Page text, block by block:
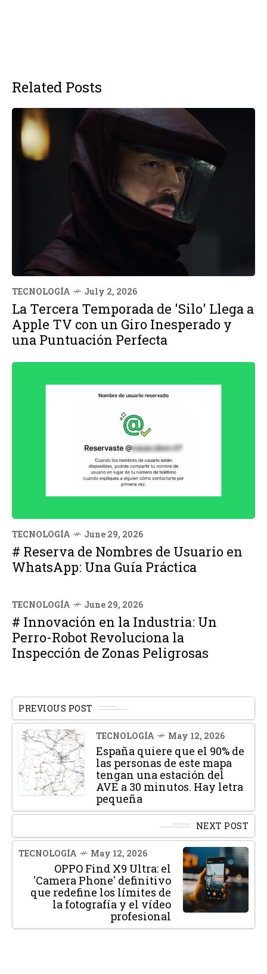
Related Posts
TECNOLOGÍA July 2, 2026
La Tercera Temporada de 'Silo' Llega a
Apple TV con un Giro Inesperado y
una Puntuación Perfecta
TECNOLOGÍA June 29, 2026
# Reserva de Nombres de Usuario en
WhatsApp: Una Guía Práctica
TECNOLOGÍA June 29, 2026
# Innovación en la Industria: Un
Perro-Robot Revoluciona la
Inspección de Zonas Peligrosas
PREVIOUS POST
TECNOLOGÍA May 12, 2026
España quiere que el 90% de
las personas de este mapa
tengan una estación del
AVE a 30 minutos. Hay letra
pequeña
NEXT POST
TECNOLOGÍA May 12, 2026
OPPO Find X9 Ultra: el
'Camera Phone' definitivo
que redefine los límites de
la fotografía y el vídeo
profesional